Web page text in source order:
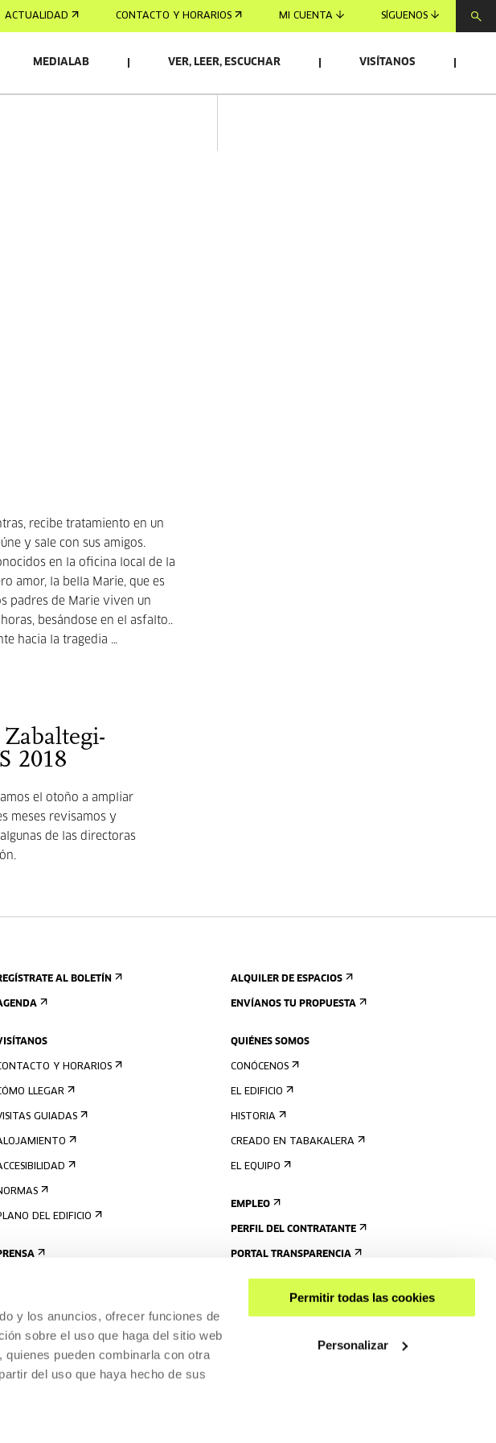
y los anuncios, ofrecer funciones de
sobre el uso que haga del sitio web
pueden combinarla con otra
del uso que haya hecho de sus
Permitir todas las cookies
Personalizar
ACTUALIDAD CONTACTO Y HORARIOS MI CUENTA SÍGUENOS
MEDIALAB VER, LEER, ESCUCHAR VISÍTANOS
recibe tratamiento en un
y sale con sus amigos.
en la oficina local de la
amor, la bella Marie, que es
padres de Marie viven un
besándose en el asfalto..
hacia la tragedia …
2018
el otoño a ampliar
meses revisamos y
de las directoras
AL BOLETÍN
Y HORARIOS
LLEGAR
GUIADAS
DEL EDIFICIO
ALQUILER DE ESPACIOS
ENVÍANOS TU PROPUESTA
QUIÉNES SOMOS
CONÓCENOS
EL EDIFICIO
HISTORIA
CREADO EN TABAKALERA
EL EQUIPO
EMPLEO
PERFIL DEL CONTRATANTE
PORTAL TRANSPARENCIA